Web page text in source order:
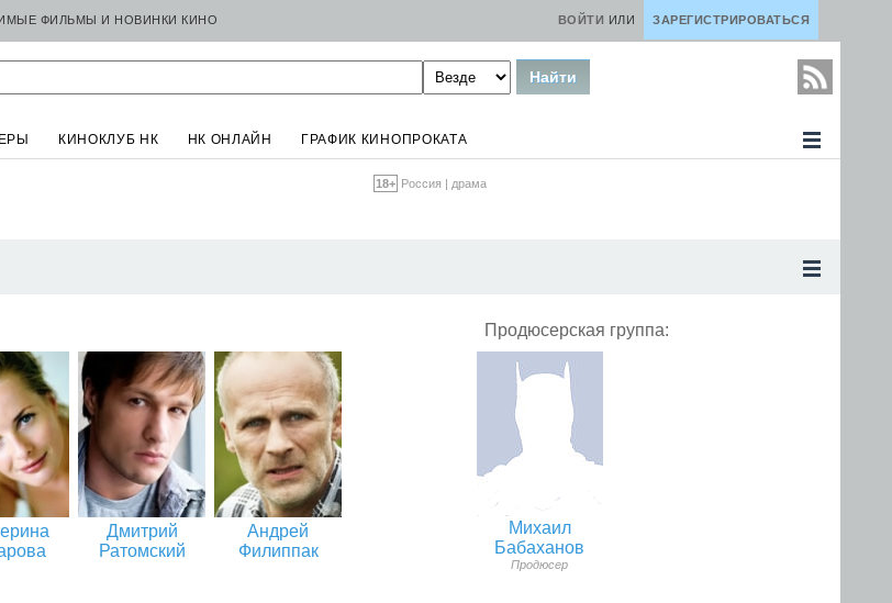
ФИЛЬМЫ И НОВИНКИ КИНО ЗАРЕГИСТРИРОВАТЬСЯ
ВОЙТИ ИЛИ
КИНОКЛУБ НК НК ОНЛАЙН ГРАФИК КИНОПРОКАТА
18+ Россия | драма
Дмитрий
Ратомский
Андрей
Филиппак
Продюсерская группа:
Михаил
Бабаханов
Продюсер